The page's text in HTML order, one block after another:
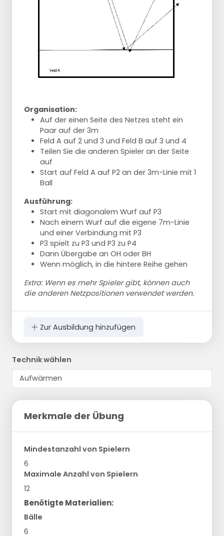
Organisation:
Auf der einen Seite des Netzes steht ein
Paar auf der 3m
Feld A auf 2 und 3 und Feld B auf 3 und 4
Teilen Sie die anderen Spieler an der Seite
auf
Start auf Feld A auf P2 an der 3m-Linie mit 1
Ball
Ausführung:
Start mit diagonalem Wurf auf P3
Nach einem Wurf auf die eigene 7m-Linie
und einer Verbindung mit P3
P3 spielt zu P3 und P3 zu P4
Dann Übergabe an OH oder BH
Wenn möglich, in die hintere Reihe gehen
Extra: Wenn es mehr Spieler gibt, können auch
die anderen Netzpositionen verwendet werden.
Zur Ausbildung hinzufügen
Technik wählen
Merkmale der Übung
Mindestanzahl von Spielern
6
Maximale Anzahl von Spielern
12
Benötigte Materialien:
Bälle
6